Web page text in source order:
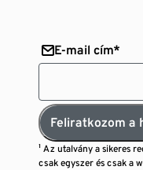
E-mail cím*
Feliratkozom a
¹ Az utalvány a sikeres
csak egyszer és csak a